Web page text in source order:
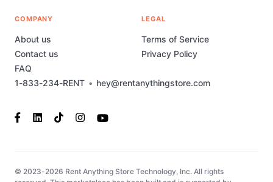
1-833-234-RENT • hey@rentanythingstore.com
COMPANY
About us
Contact us
FAQ
LEGAL
Terms of Service
Privacy Policy
© 2023-2026 Rent Anything Store Technology, Inc. All rights